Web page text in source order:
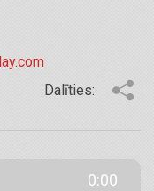
Dalīties:
0:00